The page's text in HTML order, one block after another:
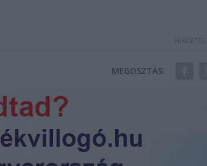
MEGOSZTÁS: